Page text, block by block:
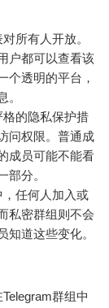
所有人开放。
户都可以查看该
个透明的平台，
。
的隐私保护措
问权限。普通成
成员可能不能看
部分。
任何人加入或
私密群组则不会
知道这些变化。
群组中